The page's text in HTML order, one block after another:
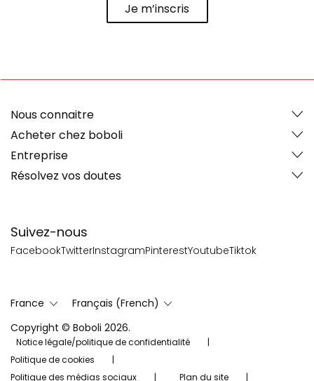
Je m’inscris
Suivez-nous
FacebookTwitterInstagramPinterestYoutubeTiktok
Nous connaitre
Acheter chez boboli
Entreprise
Résolvez vos doutes
France
Français (French)
Copyright © Boboli 2026.
Notice légale/politique de confidentialité
Politique de cookies
Politique des médias sociaux
Plan du site